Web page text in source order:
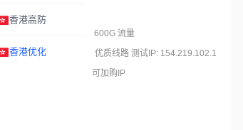
香港高防
香港优化
系统盘
600G 流量
线路 优质线路 测试IP: 154.219.102.1
可加购IP